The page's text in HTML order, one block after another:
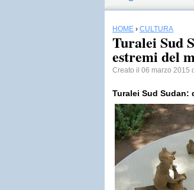
HOME › CULTURA
Turalei Sud
estremi del
Creato il 06 marzo 2015
Turalei Sud